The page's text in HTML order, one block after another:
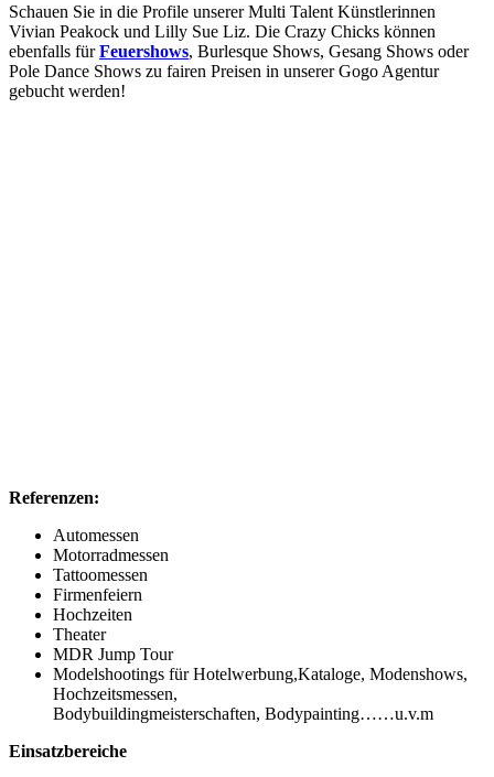
Schauen Sie in die Profile unserer Multi Talent Künstlerinnen
Vivian Peakock und Lilly Sue Liz. Die Crazy Chicks können
ebenfalls fürFeuershows, Burlesque Shows, Gesang Shows oder
Pole Dance Shows zu fairen Preisen in unserer Gogo Agentur
gebucht werden!
Referenzen:
Automessen
Motorradmessen
Tattoomessen
Firmenfeiern
Hochzeiten
Theater
MDR Jump Tour
Modelshootings für Hotelwerbung,Kataloge, Modenshows,
Hochzeitsmessen,
Bodybuildingmeisterschaften, Bodypainting……u.v.m
Einsatzbereiche